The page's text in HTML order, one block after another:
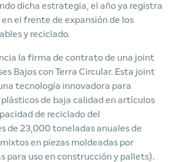
dicha estrategia, el año ya registra
el frente de expansión de los
y reciclado.
la firma de contrato de una joint
Bajos con Terra Circular. Esta joint
tecnología innovadora para
de baja calidad en artículos
de reciclado del
de 23,000 toneladas anuales de
en piezas moldeadas por
para uso en construcción y pallets).